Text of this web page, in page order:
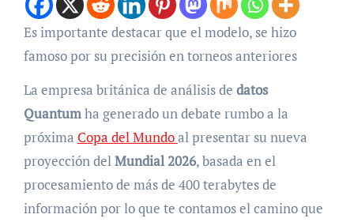
Es importante destacar que el modelo, se hizo
famoso por su precisión en torneos anteriores
La empresa británica de análisis de datos
Quantumha generado un debate rumbo a la
próxima Copa del Mundoal presentar su nueva
proyección delMundial 2026, basada en el
procesamiento de más de 400 terabytes de
información por lo que te contamos el camino que